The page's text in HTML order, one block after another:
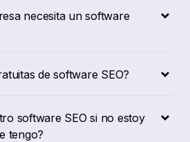
necesita un software
de software SEO?
software SEO si no estoy
tengo?